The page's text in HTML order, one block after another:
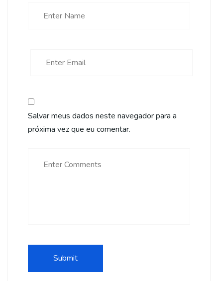
Salvar meus dados neste navegador para a
próxima vez que eu comentar.